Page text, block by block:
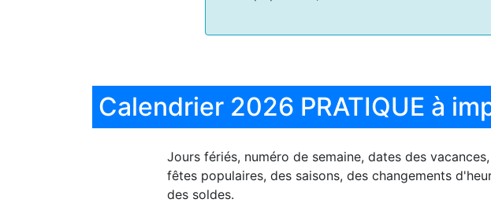
Calendrier 2026 PRATIQUE à
Jours fériés, numéro de semaine, dates des
fêtes populaires, des saisons, des changements
des soldes.